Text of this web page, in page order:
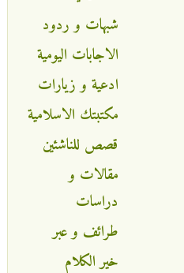
شبهات و ردود
الاجابات اليومية
ادعية و زيارات
مكتبتك الاسلامية
قصص للناشئين
مقالات و
دراسات
طرائف و عبر
خير الكلام